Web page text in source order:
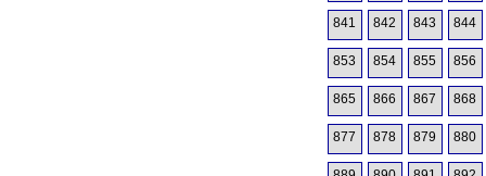
841 842 843 844
853 854 855 856
865 866 867 868
877 878 879 880